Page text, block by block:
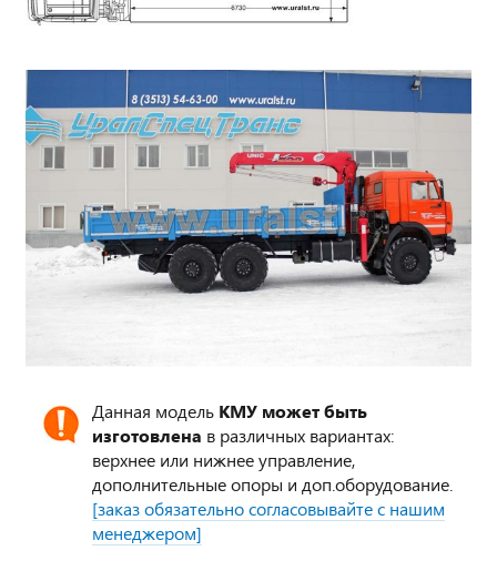
Данная модель КМУ может быть
изготовлена в различных вариантах:
верхнее или нижнее управление,
дополнительные опоры и доп.оборудование.
[заказ обязательно согласовывайте с нашим
менеджером]